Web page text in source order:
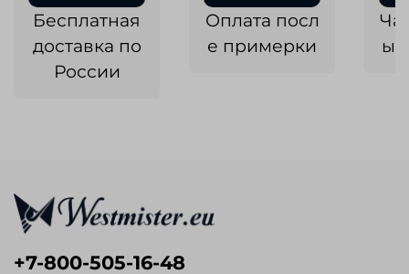
Бесплатная
доставка по
России
Оплата посл
е примерки
+7-800-505-16-48